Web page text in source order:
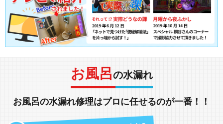
お風呂の水漏れ
お風呂の水漏れ修理はプロに任せるのが一番！！